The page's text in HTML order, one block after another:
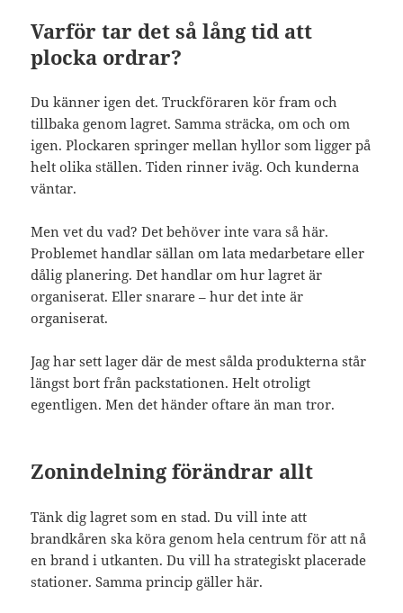
Varför tar det så lång tid att
plocka ordrar?
Du känner igen det. Truckföraren kör fram och
tillbaka genom lagret. Samma sträcka, om och om
igen. Plockaren springer mellan hyllor som ligger på
helt olika ställen. Tiden rinner iväg. Och kunderna
väntar.
Men vet du vad? Det behöver inte vara så här.
Problemet handlar sällan om lata medarbetare eller
dålig planering. Det handlar om hur lagret är
organiserat. Eller snarare – hur det inte är
organiserat.
Jag har sett lager där de mest sålda produkterna står
längst bort från packstationen. Helt otroligt
egentligen. Men det händer oftare än man tror.
Zonindelning förändrar allt
Tänk dig lagret som en stad. Du vill inte att
brandkåren ska köra genom hela centrum för att nå
en brand i utkanten. Du vill ha strategiskt placerade
stationer. Samma princip gäller här.